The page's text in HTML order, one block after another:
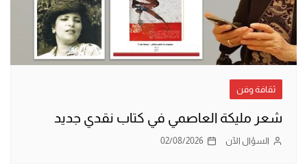
ثقافة وفن
شعر مليكة العاصمي في كتاب نقدي جديد
السؤال الآن 02/08/2026